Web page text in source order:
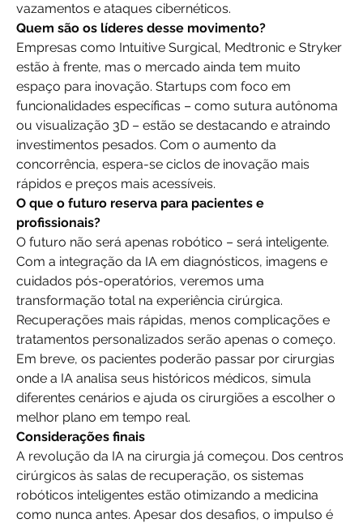
vazamentos e ataques cibernéticos.
Quem são os líderes desse movimento?
Empresas como Intuitive Surgical, Medtronic e Stryker
estão à frente, mas o mercado ainda tem muito
espaço para inovação. Startups com foco em
funcionalidades específicas – como sutura autônoma
ou visualização 3D – estão se destacando e atraindo
investimentos pesados. Com o aumento da
concorrência, espera-se ciclos de inovação mais
rápidos e preços mais acessíveis.
O que o futuro reserva para pacientes e
profissionais?
O futuro não será apenas robótico – será inteligente.
Com a integração da IA em diagnósticos, imagens e
cuidados pós-operatórios, veremos uma
transformação total na experiência cirúrgica.
Recuperações mais rápidas, menos complicações e
tratamentos personalizados serão apenas o começo.
Em breve, os pacientes poderão passar por cirurgias
onde a IA analisa seus históricos médicos, simula
diferentes cenários e ajuda os cirurgiões a escolher o
melhor plano em tempo real.
Considerações finais
A revolução da IA na cirurgia já começou. Dos centros
cirúrgicos às salas de recuperação, os sistemas
robóticos inteligentes estão otimizando a medicina
como nunca antes. Apesar dos desafios, o impulso é